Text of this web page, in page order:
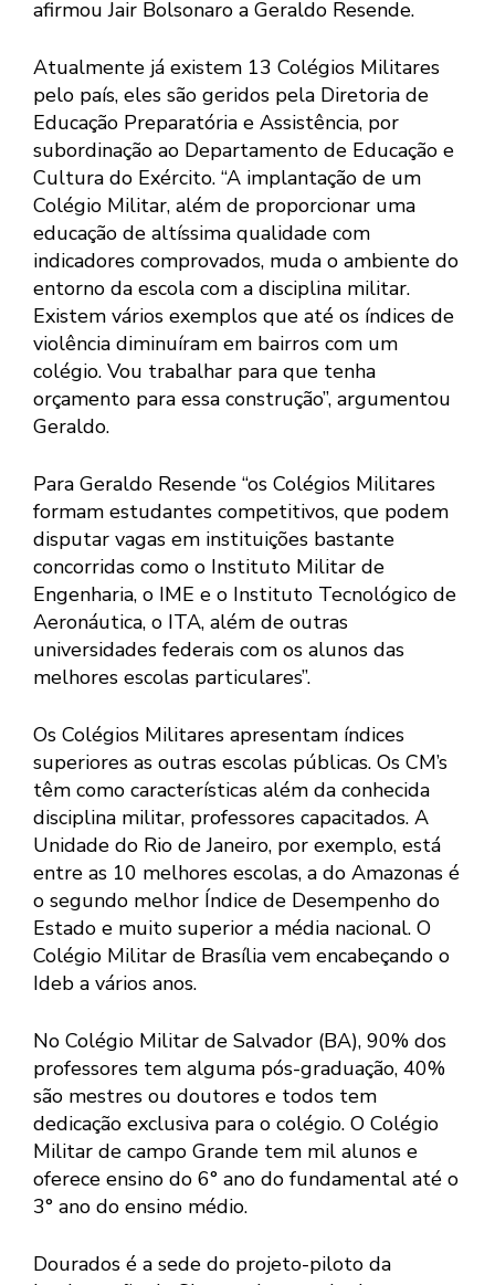
afirmou Jair Bolsonaro a Geraldo Resende.
Atualmente já existem 13 Colégios Militares
pelo país, eles são geridos pela Diretoria de
Educação Preparatória e Assistência, por
subordinação ao Departamento de Educação e
Cultura do Exército. “A implantação de um
Colégio Militar, além de proporcionar uma
educação de altíssima qualidade com
indicadores comprovados, muda o ambiente do
entorno da escola com a disciplina militar.
Existem vários exemplos que até os índices de
violência diminuíram em bairros com um
colégio. Vou trabalhar para que tenha
orçamento para essa construção”, argumentou
Geraldo.
Para Geraldo Resende “os Colégios Militares
formam estudantes competitivos, que podem
disputar vagas em instituições bastante
concorridas como o Instituto Militar de
Engenharia, o IME e o Instituto Tecnológico de
Aeronáutica, o ITA, além de outras
universidades federais com os alunos das
melhores escolas particulares”.
Os Colégios Militares apresentam índices
superiores as outras escolas públicas. Os CM’s
têm como características além da conhecida
disciplina militar, professores capacitados. A
Unidade do Rio de Janeiro, por exemplo, está
entre as 10 melhores escolas, a do Amazonas é
o segundo melhor Índice de Desempenho do
Estado e muito superior a média nacional. O
Colégio Militar de Brasília vem encabeçando o
Ideb a vários anos.
No Colégio Militar de Salvador (BA), 90% dos
professores tem alguma pós-graduação, 40%
são mestres ou doutores e todos tem
dedicação exclusiva para o colégio. O Colégio
Militar de campo Grande tem mil alunos e
oferece ensino do 6° ano do fundamental até o
3° ano do ensino médio.
Dourados é a sede do projeto-piloto da